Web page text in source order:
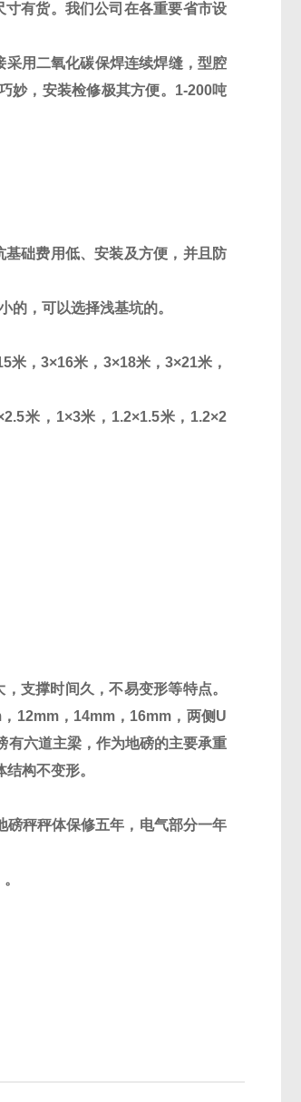
有货。我们公司在各重要省市设
用二氧化碳保焊连续焊缝，型腔
妙，安装检修极其方便。 1-200吨
础费用低、安装及方便，并且防
的，可以选择浅基坑的。
米，3×16米， 3×18米， 3×21米，
2.5米， 1×3米， 1.2×1.5米， 1.2×2
支撑时间久，不易变形等特点。
， 12mm， 14mm， 16mm ，两侧U
有六道主梁，作为地磅的主要承重
构不变形。
磅秤秤体保修五年，电气部分一年